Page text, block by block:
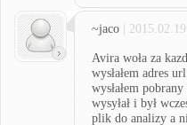
~jaco |
Avira woła za
wysłałem adres
wysłałem
wysyłał i był
plik do analizy a